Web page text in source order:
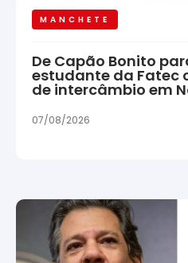
MANCHETE
De Capão Bonito
estudante da Fatec
de intercâmbio em
07/08/2026